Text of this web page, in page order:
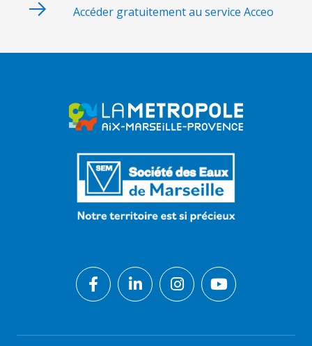
Accéder gratuitement au service Acceo